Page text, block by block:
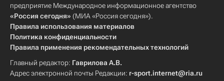
предприятие Международное информационное агентство
«Россия сегодня» (МИА «Россия сегодня»).
Правила использования материалов
Политика конфиденциальности
Правила применения рекомендательных технологий
Главный редактор: Гаврилова А.В.
Адрес электронной почты Редакции: r-sport.internet@ria.ru